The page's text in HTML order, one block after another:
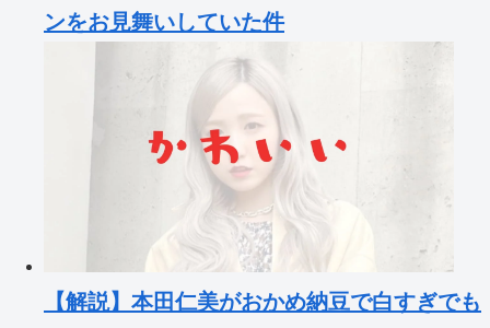
ンをお見舞いしていた件
【解説】本田仁美がおかめ納豆で白すぎでも